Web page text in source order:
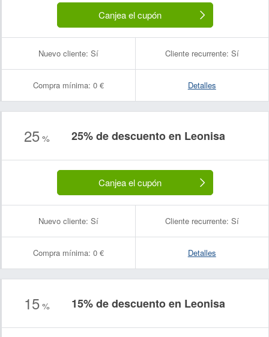
Canjea el cupón
Nuevo cliente: Sí Cliente recurrente: Sí
Compra mínima: 0 € Detalles
25 % 25% de descuento en Leonisa
Canjea el cupón
Nuevo cliente: Sí Cliente recurrente: Sí
Compra mínima: 0 € Detalles
15 % 15% de descuento en Leonisa